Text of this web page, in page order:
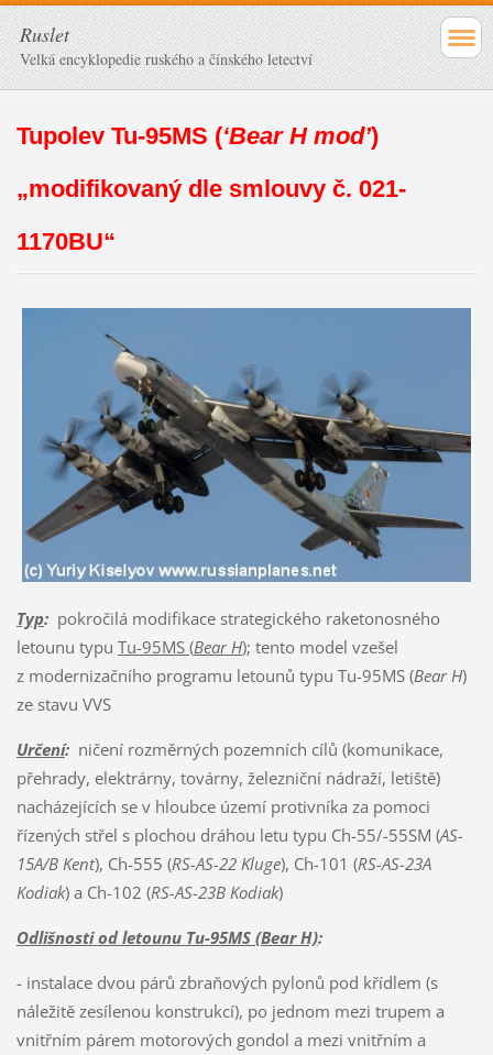
Ruslet
Velká encyklopedie ruského a čínského letectví
Tupolev Tu-95MS (‘Bear H mod’)
„modifikovaný dle smlouvy č. 021-
1170BU“
Typ:pokročilá modifikace strategického raketonosného
letounu typu Tu-95MS (Bear H); tento model vzešel
z modernizačního programu letounů typu Tu-95MS (Bear H)
ze stavu VVS
Určení:ničení rozměrných pozemních cílů (komunikace,
přehrady, elektrárny, továrny, železniční nádraží, letiště)
nacházejících se v hloubce území protivníka za pomoci
řízených střel s plochou dráhou letu typu Ch-55/-55SM (AS-
15A/B Kent), Ch-555 (RS-AS-22 Kluge), Ch-101 (RS-AS-23A
Kodiak) a Ch-102 (RS-AS-23B Kodiak)
Odlišnosti od letounu Tu-95MS (Bear H):
- instalace dvou párů zbraňových pylonů pod křídlem (s
náležitě zesílenou konstrukcí), po jednom mezi trupem a
vnitřním párem motorových gondol a mezi vnitřním a